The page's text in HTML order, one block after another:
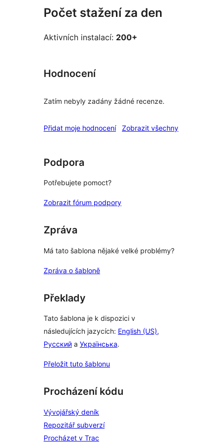
Počet stažení za den
Aktivních instalací: 200+
Hodnocení
Zatím nebyly zadány žádné recenze.
Přidat moje hodnocení Zobrazit všechnyrecenze
Podpora
Potřebujete pomoct?
Zobrazit fórum podpory
Zpráva
Má tato šablona nějaké velké problémy?
Zpráva o šabloně
Překlady
Tato šablona je k dispozici v
následujících jazycích: English (US),
Русский a Українська.
Přeložit tuto šablonu
Procházení kódu
Vývojářský deník
Repozitář subverzí
Procházet v Trac